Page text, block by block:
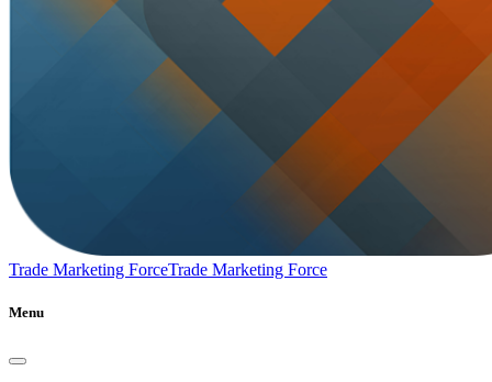
Trade Marketing ForceTrade Marketing Force
Menu